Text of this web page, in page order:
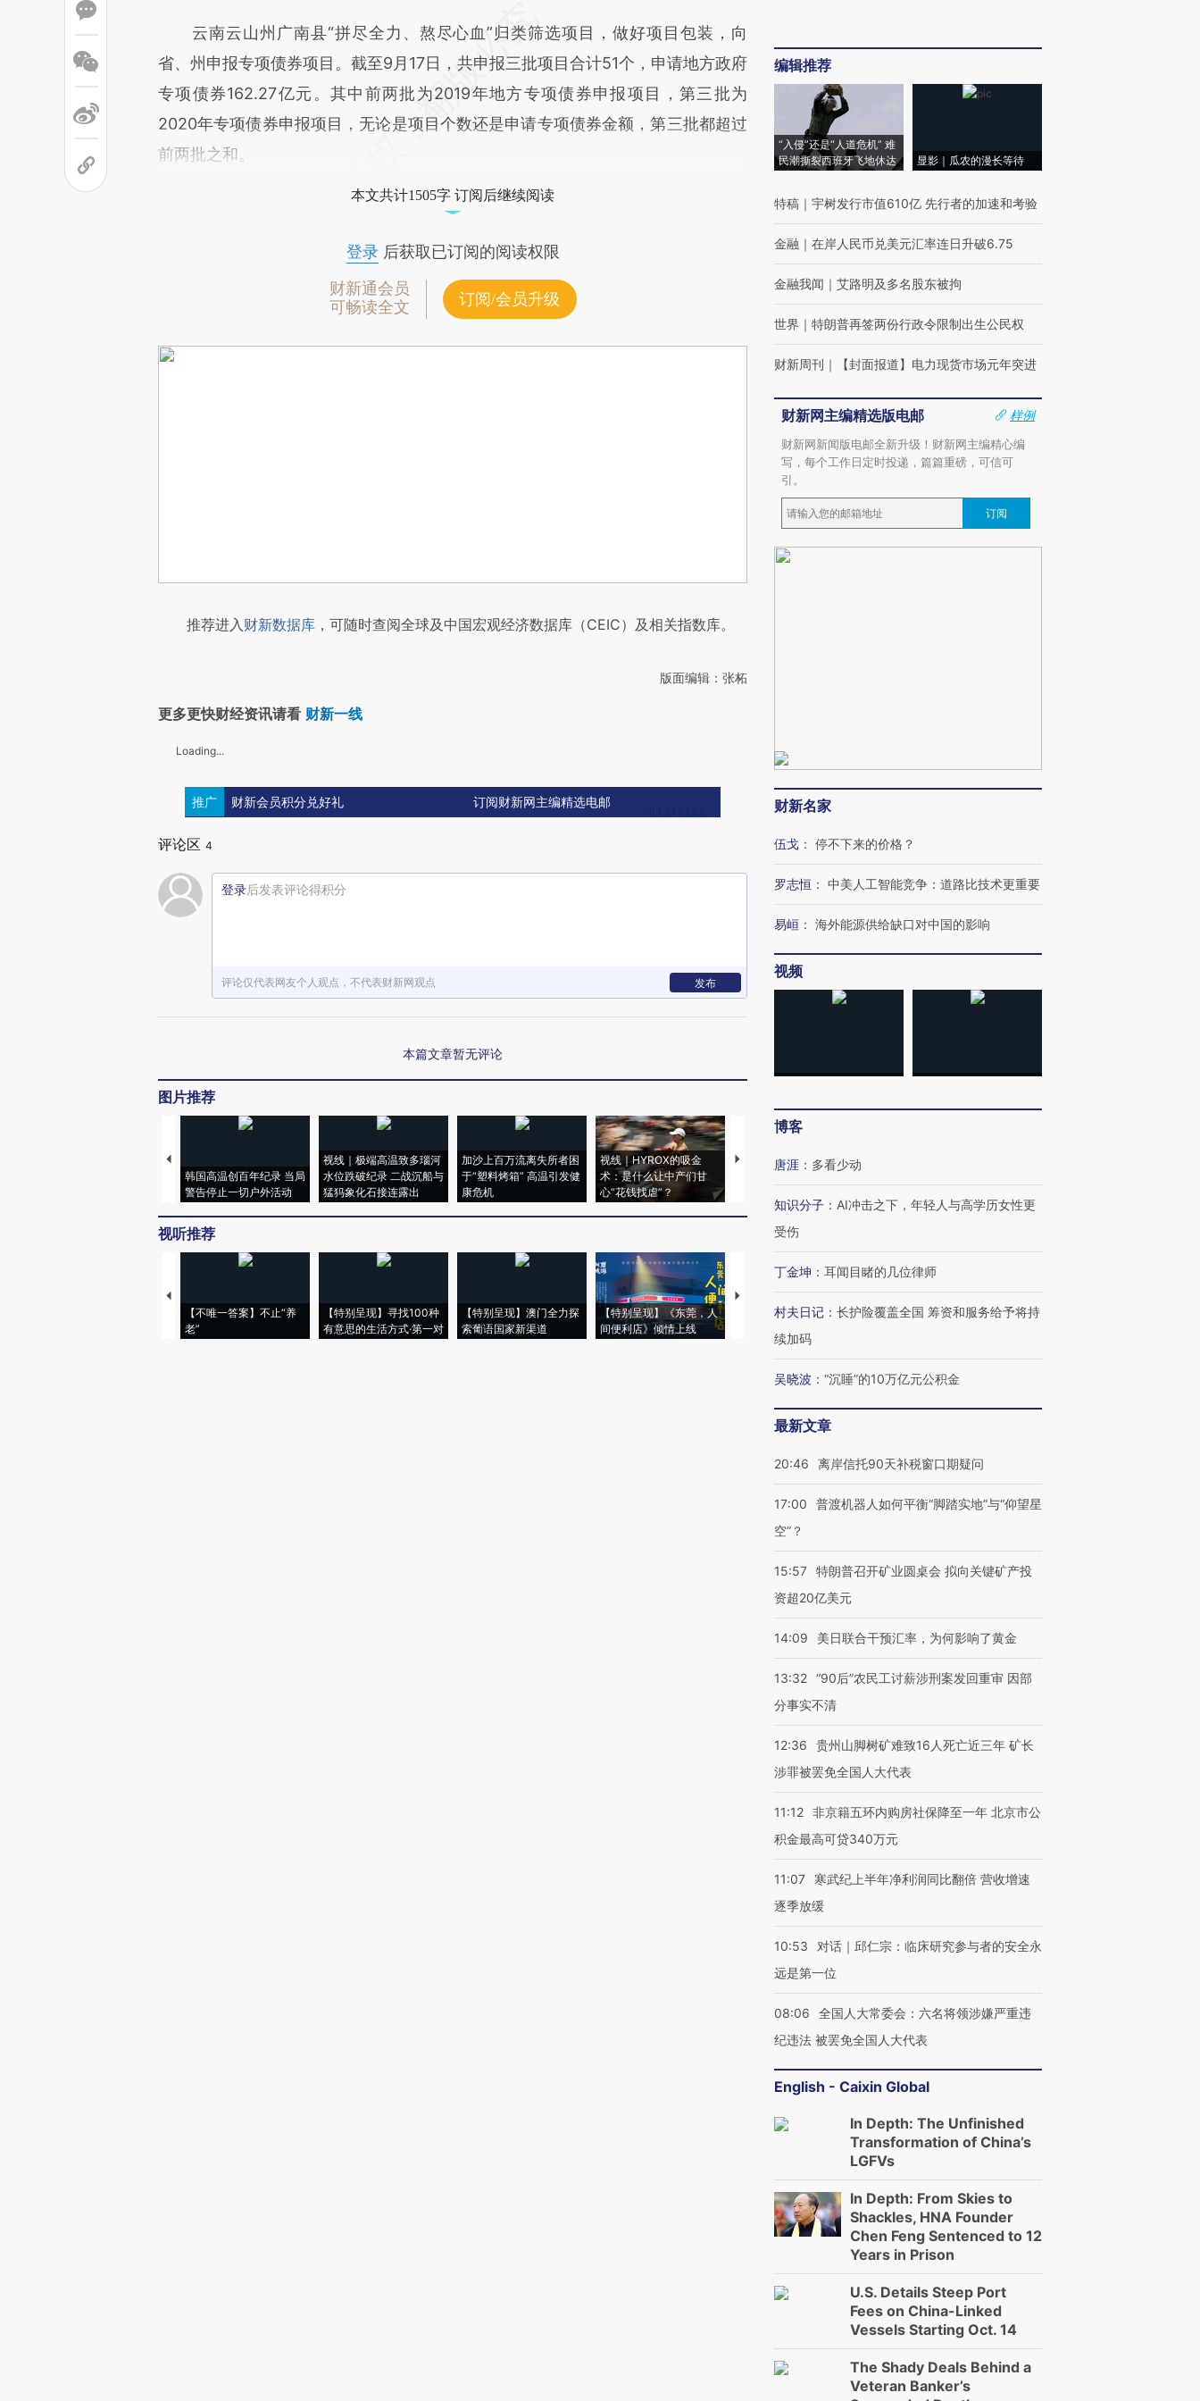
云南云山州广南县“拼尽全力、熬尽心血”归类筛选项目，做好项目包装，向
省、州申报专项债券项目。截至9月17日，共申报三批项目合计51个，申请地方政府
专项债券162.27亿元。其中前两批为2019年地方专项债券申报项目，第三批为
2020年专项债券申报项目，无论是项目个数还是申请专项债券金额，第三批都超过
前两批之和。
本文共计1505字 订阅后继续阅读
登录后获取已订阅的阅读权限
财新通会员
可畅读全文
订阅/会员升级
推荐进入财新数据库 ，可随时查阅全球及中国宏观经济数据库（CEIC）及相关指数库。
版面编辑：张柘
更多更快财经资讯请看 财新一线
Loading...
推广 财新会员积分兑好礼 订阅财新网主编精选电邮
评论区 4
登录后发表评论得积分
评论仅代表网友个人观点，不代表财新网观点 发布
本篇文章暂无评论
图片推荐
韩国高温创百年纪录 当局
警告停止一切户外活动
视线｜极端高温致多瑙河
水位跌破纪录 二战沉船与
猛犸象化石接连露出
加沙上百万流离失所者困
于“塑料烤箱” 高温引发健
康危机
视线｜HYROX的吸金
术：是什么让中产们甘
心“花钱找虐”？
马航飞行员跨国走私7万
粒摇头丸 尿检体内含3种
视听推荐
【不唯一答案】不止“养
老”
【特别呈现】寻找100种
有意思的生活方式·第一对
【特别呈现】澳门全力探
索葡语国家新渠道
【特别呈现】《东莞，人
间便利店》倾情上线
【推广】走进第四届链博
会，让数智科技“链”接产
【特别呈现】寻找100种
【商旅对话】华住集团
CFO：不靠规模取胜，华
编辑推荐
“入侵”还是“人道危机” 难
民潮撕裂西班牙飞地休达
显影｜瓜农的漫长等待
特稿 ｜ 宇树发行市值610亿 先行者的加速和考验
金融 ｜ 在岸人民币兑美元汇率连日升破6.75
金融我闻 ｜ 艾路明及多名股东被拘
世界 ｜ 特朗普再签两份行政令限制出生公民权
财新周刊 ｜ 【封面报道】电力现货市场元年突进
财新网主编精选版电邮
样例
财新网新闻版电邮全新升级！财新网主编精心编
写，每个工作日定时投递，篇篇重磅，可信可
引。
订阅
财新名家
伍戈 ： 停不下来的价格？
罗志恒 ： 中美人工智能竞争：道路比技术更重要
易峘 ： 海外能源供给缺口对中国的影响
视频
博客
唐涯 ： 多看少动
知识分子 ： AI冲击之下，年轻人与高学历女性更
受伤
丁金坤 ： 耳闻目睹的几位律师
村夫日记 ： 长护险覆盖全国 筹资和服务给予将持
续加码
吴晓波 ： “沉睡”的10万亿元公积金
最新文章
20:46 离岸信托90天补税窗口期疑问
17:00
普渡机器人如何平衡“脚踏实地”与“仰望星
空”？
15:57 特朗普召开矿业圆桌会 拟向关键矿产投
资超20亿美元
14:09 美日联合干预汇率，为何影响了黄金
13:32 “90后”农民工讨薪涉刑案发回重审 因部
分事实不清
12:36
贵州山脚树矿难致16人死亡近三年 矿长
涉罪被罢免全国人大代表
11:12 非京籍五环内购房社保降至一年 北京市公
积金最高可贷340万元
11:07
寒武纪上半年净利润同比翻倍 营收增速
逐季放缓
10:53
对话｜邱仁宗：临床研究参与者的安全永
远是第一位
08:06
全国人大常委会：六名将领涉嫌严重违
纪违法 被罢免全国人大代表
English - Caixin Global
In Depth: The Unfinished
Transformation of China’s
LGFVs
In Depth: From Skies to
Shackles, HNA Founder
Chen Feng Sentenced to 12
Years in Prison
U.S. Details Steep Port
Fees on China-Linked
Vessels Starting Oct. 14
The Shady Deals Behind a
Veteran Banker’s